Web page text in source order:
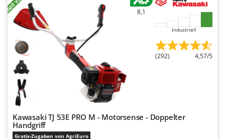
Spiralmac
Spring Protezione
Spyro
Stanley
Stiga
Stocker
Sunseeker
T
Tecla
8,1
Industriell
(292) 4,57/5
Kawasaki TJ 53E PRO M - Motorsense - Doppelter
Handgriff
Gratis-Zugaben von AgriEuro